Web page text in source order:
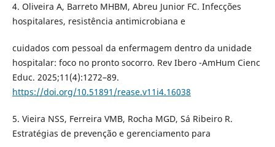
4. Oliveira A, Barreto MHBM, Abreu Junior FC. Infecções
hospitalares, resistência antimicrobiana e
cuidados com pessoal da enfermagem dentro da unidade
hospitalar: foco no pronto socorro. Rev Ibero -AmHum Cienc
Educ. 2025;11(4):1272–89.
https://doi.org/10.51891/rease.v11i4.16038
5. Vieira NSS, Ferreira VMB, Rocha MGD, Sá Ribeiro R.
Estratégias de prevenção e gerenciamento para